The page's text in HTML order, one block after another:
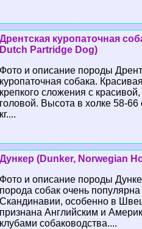
Дрентская куропаточная
Dutch Partridge Dog)
Фото и описание породы
куропаточная собака.
крепкого сложения с
головой. Высота в холке 58-66
кг....
Дункер (Dunker, Norwegian
Фото и описание породы
порода собак очень
Скандинавии, особенно в
признана Английским и
клубами собаководства....